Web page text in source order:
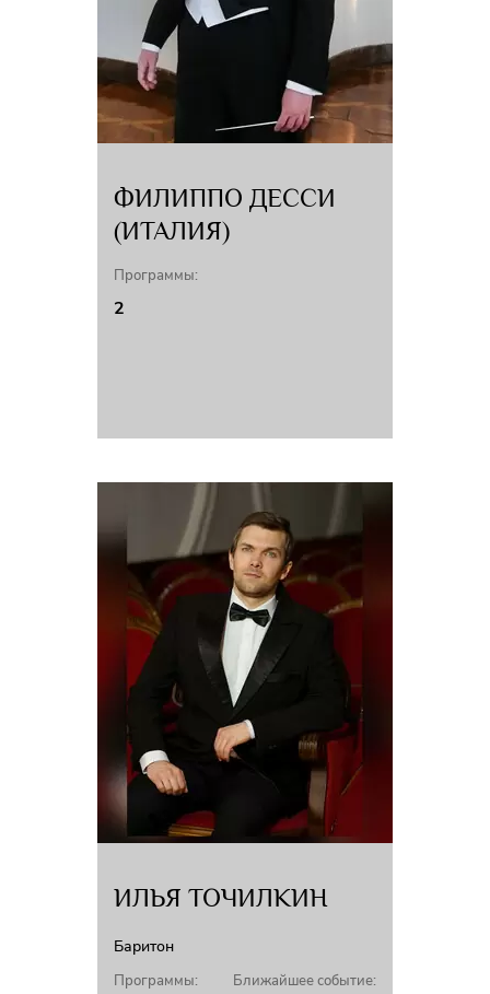
ФИЛИППО ДЕССИ
(ИТАЛИЯ)
Программы:
2
ИЛЬЯ ТОЧИЛКИН
Баритон
Программы: Ближайшее событие: